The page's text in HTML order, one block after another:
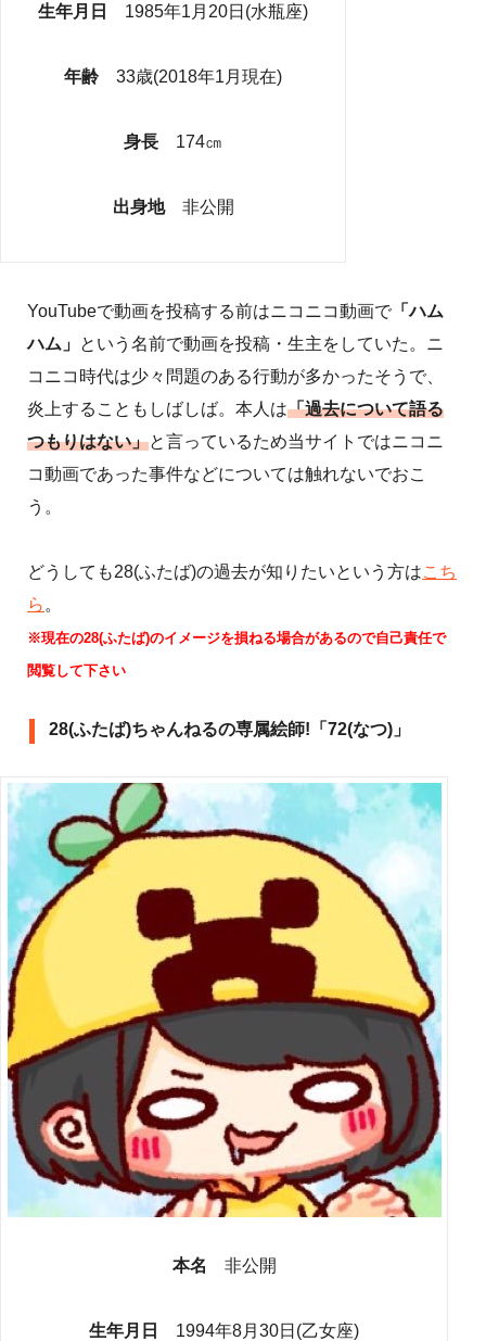
生年月日 1985年1月20日(水瓶座)
年齢 33歳(2018年1月現在)
身長 174㎝
出身地 非公開
YouTubeで動画を投稿する前はニコニコ動画で 「ハム
ハム」 という名前で動画を投稿・生主をしていた。ニ
コニコ時代は少々問題のある行動が多かったそうで、
炎上することもしばしば。本人は「過去について語る
つもりはない」と言っているため当サイトではニコニ
コ動画であった事件などについては触れないでおこ
う。
どうしても28(ふたば)の過去が知りたいという方はこち
ら 。
※現在の28(ふたば)のイメージを損ねる場合があるので自己責任で
閲覧して下さい
28(ふたば)ちゃんねるの専属絵師!「72(なつ)」
本名 非公開
生年月日 1994年8月30日(乙女座)